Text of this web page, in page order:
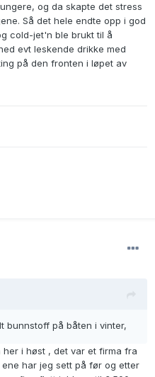
og da skapte det stress
Så det hele endte opp i god
cold-jet'n ble brukt til å
evt leskende drikke med
på den fronten i løpet av
bunnstoff på båten i vinter,
i høst , det var et firma fra
har jeg sett på før og etter